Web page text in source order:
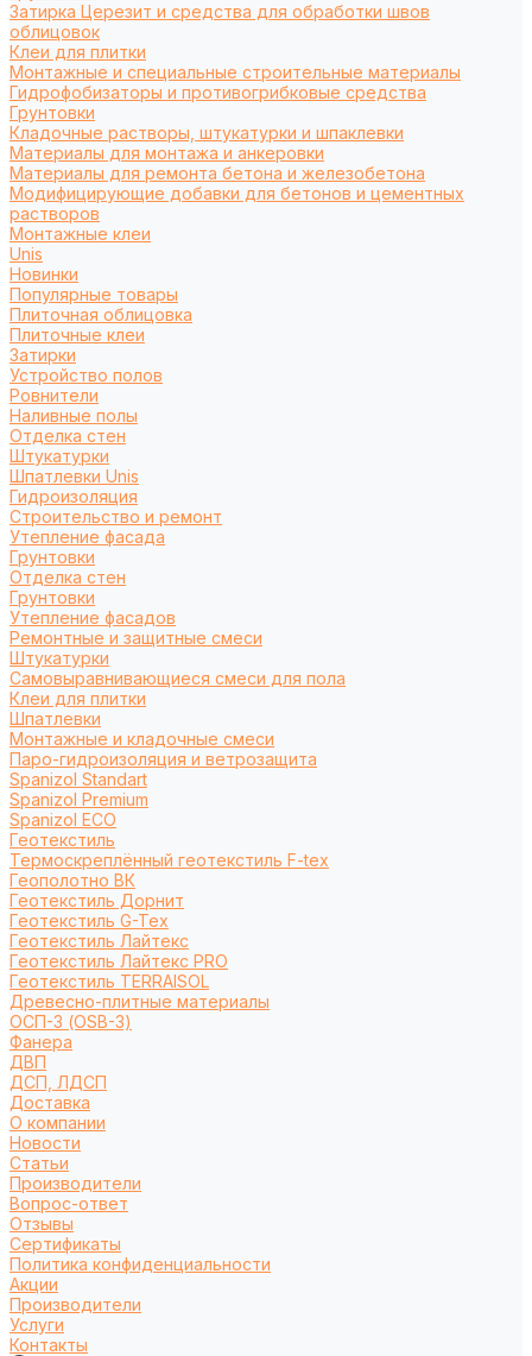
Затирка Церезит и средства для обработки швов
облицовок
Клеи для плитки
Монтажные и специальные строительные материалы
Гидрофобизаторы и противогрибковые средства
Грунтовки
Кладочные растворы, штукатурки и шпаклевки
Материалы для монтажа и анкеровки
Материалы для ремонта бетона и железобетона
Модифицирующие добавки для бетонов и цементных
растворов
Монтажные клеи
Unis
Новинки
Популярные товары
Плиточная облицовка
Плиточные клеи
Затирки
Устройство полов
Ровнители
Наливные полы
Отделка стен
Штукатурки
Шпатлевки Unis
Гидроизоляция
Строительство и ремонт
Утепление фасада
Грунтовки
Отделка стен
Грунтовки
Утепление фасадов
Ремонтные и защитные смеси
Штукатурки
Самовыравнивающиеся смеси для пола
Клеи для плитки
Шпатлевки
Монтажные и кладочные смеси
Паро-гидроизоляция и ветрозащита
Spanizol Standart
Spanizol Premium
Spanizol ECO
Геотекстиль
Термоскреплённый геотекстиль F-tex
Геополотно ВК
Геотекстиль Дорнит
Геотекстиль G-Tex
Геотекстиль Лайтекс
Геотекстиль Лайтекс PRO
Геотекстиль TERRAISOL
Древесно-плитные материалы
ОСП-3 (OSB-3)
Фанера
ДВП
ДСП, ЛДСП
Доставка
О компании
Новости
Статьи
Производители
Вопрос-ответ
Отзывы
Сертификаты
Политика конфиденциальности
Акции
Производители
Услуги
Контакты